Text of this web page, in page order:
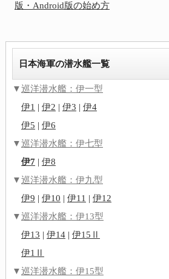
版・Android版の始め方
日本海軍の潜水艦一覧
▼巡洋潜水艦：伊一型
伊1 | 伊2 | 伊3 | 伊4
伊5 | 伊6
▼巡洋潜水艦：伊七型
伊7 | 伊8
▼巡洋潜水艦：伊九型
伊9 | 伊10 | 伊11 | 伊12
▼巡洋潜水艦：伊13型
伊13 | 伊14| 伊15Ⅱ
伊1Ⅱ
▼巡洋潜水艦：伊15型